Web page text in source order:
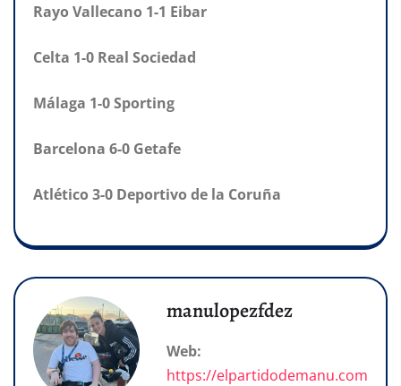
Rayo Vallecano 1-1 Eibar
Celta 1-0 Real Sociedad
Málaga 1-0 Sporting
Barcelona 6-0 Getafe
Atlético 3-0 Deportivo de la Coruña
manulopezfdez
Web:
https://elpartidodemanu.com